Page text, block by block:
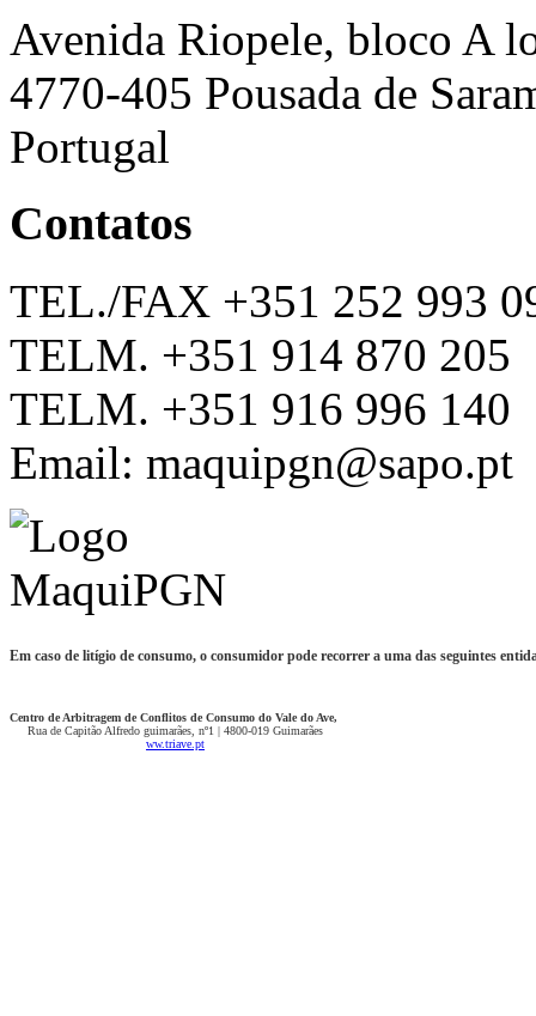
Avenida Riopele, bloco A
4770-405 Pousada de
Portugal
Contatos
TEL./FAX +351 252 993
TELM. +351 914 870 205
TELM. +351 916 996 140
Email: maquipgn@sapo.pt
Em caso de litígio de consumo, o consumidor pode recorrer a uma das seguintes
Centro de Arbitragem de Conflitos de Consumo do Vale do Ave,
Rua de Capitão Alfredo guimarães, nº1 | 4800-019 Guimarães
ww.triave.pt